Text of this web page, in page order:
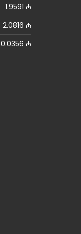
1.9591 ₼
2.0816 ₼
0.0356 ₼